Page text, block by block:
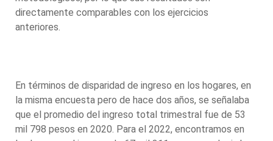
directamente comparables con los ejercicios
anteriores.
En términos de disparidad de ingreso en los hogares, en
la misma encuesta pero de hace dos años, se señalaba
que el promedio del ingreso total trimestral fue de 53
mil 798 pesos en 2020. Para el 2022, encontramos en